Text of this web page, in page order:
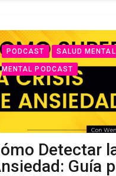
PODCAST SALUD MENTAL
MENTAL PODCAST
Detectar
Guía